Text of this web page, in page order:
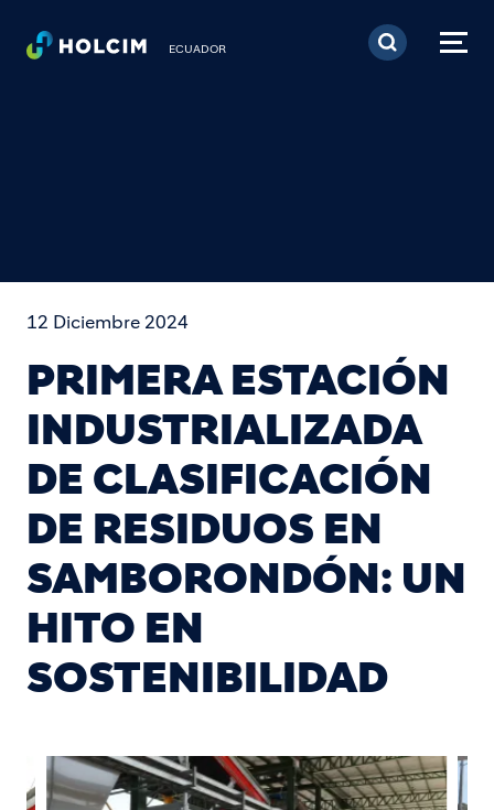
Pasar al contenido
ECUADOR
12 Diciembre 2024
PRIMERA ESTACIÓN
INDUSTRIALIZADA
DE CLASIFICACIÓN
DE RESIDUOS EN
SAMBORONDÓN: UN
HITO EN
SOSTENIBILIDAD